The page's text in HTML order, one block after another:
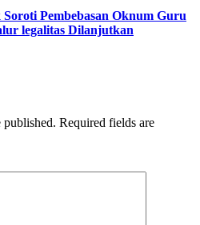
Pembebasan Oknum Guru
legalitas Dilanjutkan
published. Required fields are